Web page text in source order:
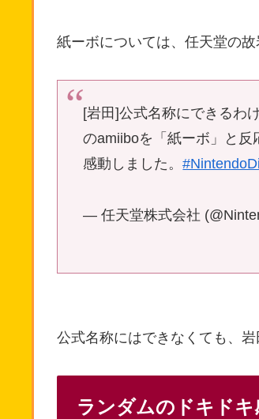
紙ーボについては、任天堂の故
[岩田]公式名称にできるわ
のamiiboを「紙ーボ」と
感動しました。
— 任天堂株式会社
公式名称にはできなくても、
ランダムのドキドキ